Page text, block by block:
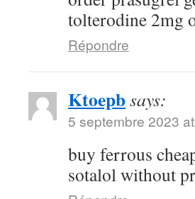
tolterodine 2mg
Répondre
Ktoepbsays:
5 septembre 2023
buy ferrous
sotalol without